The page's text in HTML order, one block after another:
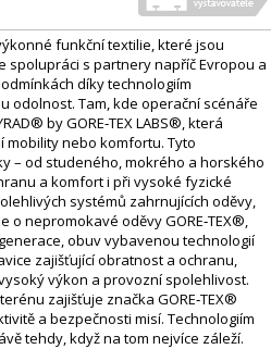
funkční textilie, které jsou
spolupráci s partnery napříč Evropou a
díky technologiím
odolnost. Tam, kde operační scénáře
by GORE‑TEX LABS®, která
nebo komfortu. Tyto
– od studeného, mokrého a horského
a komfort i při vysoké fyzické
systémů zahrnujících oděvy,
nepromokavé oděvy GORE‑TEX®,
obuv vybavenou technologií
zajišťující obratnost a ochranu,
výkon a provozní spolehlivost.
zajišťuje značka GORE‑TEX®
a bezpečnosti misí. Technologiím
tehdy, když na tom nejvíce záleží.